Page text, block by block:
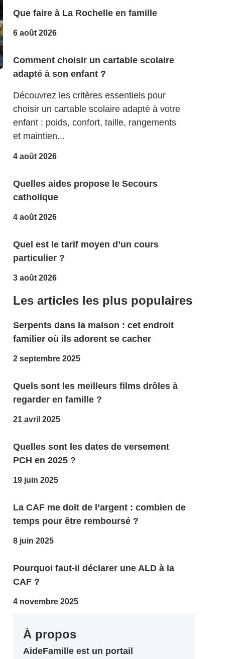
Que faire à La Rochelle en famille
6 août 2026
Comment choisir un cartable scolaire
adapté à son enfant ?
Découvrez les critères essentiels pour
choisir un cartable scolaire adapté à votre
enfant : poids, confort, taille, rangements
et maintien...
4 août 2026
Quelles aides propose le Secours
catholique
4 août 2026
Quel est le tarif moyen d’un cours
particulier ?
3 août 2026
Les articles les plus populaires
Serpents dans la maison : cet endroit
familier où ils adorent se cacher
2 septembre 2025
Quels sont les meilleurs films drôles à
regarder en famille ?
21 avril 2025
Quelles sont les dates de versement
PCH en 2025 ?
19 juin 2025
La CAF me doit de l’argent : combien de
temps pour être remboursé ?
8 juin 2025
Pourquoi faut-il déclarer une ALD à la
CAF ?
4 novembre 2025
À propos
AideFamille est un portail